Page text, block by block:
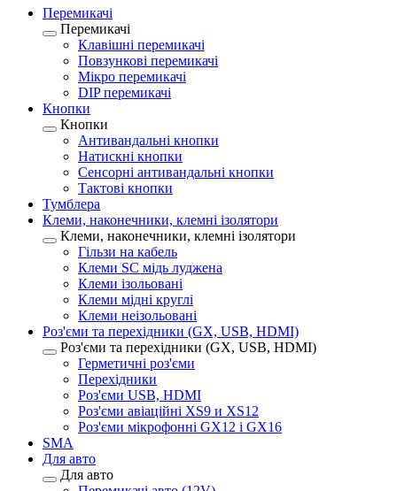
Перемикачі
Перемикачі
Клавішні перемикачі
Повзункові перемикачі
Мікро перемикачі
DIP перемикачі
Кнопки
Кнопки
Антивандальні кнопки
Натискні кнопки
Сенсорні антивандальні кнопки
Тактові кнопки
Тумблера
Клеми, наконечники, клемні ізолятори
Клеми, наконечники, клемні ізолятори
Гільзи на кабель
Клеми SC мідь луджена
Клеми ізольовані
Клеми мідні круглі
Клеми неізольовані
Роз'єми та перехідники (GX, USB, HDMI)
Роз'єми та перехідники (GX, USB, HDMI)
Герметичні роз'єми
Перехідники
Роз'єми USB, HDMI
Роз'єми авіаційні XS9 и XS12
Роз'єми мікрофонні GX12 і GX16
SMA
Для авто
Для авто